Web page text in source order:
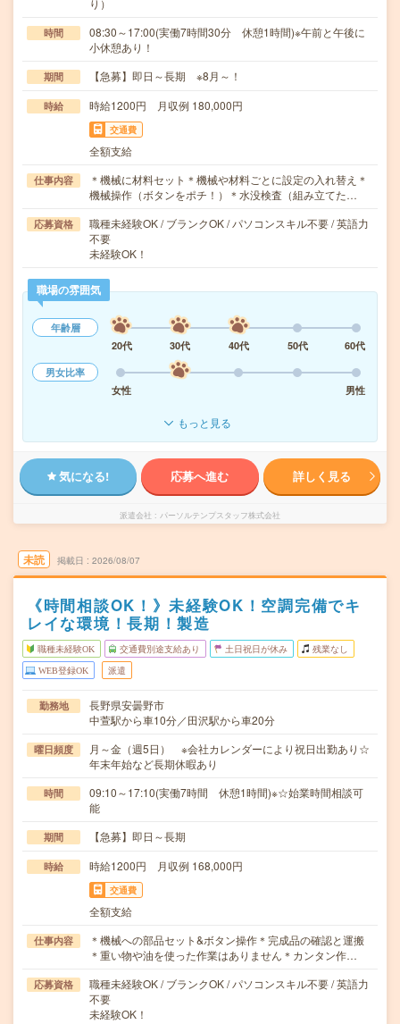
り）
時間
08:30～17:00(実働7時間30分 休憩1時間)※午前と午後に
小休憩あり！
期間 【急募】即日～長期 ※8月～！
時給 時給1200円 月収例 180,000円
交通費
全額支給
仕事内容
＊機械に材料セット＊機械や材料ごとに設定の入れ替え＊
機械操作（ボタンをポチ！）＊水没検査（組み立てた…
応募資格
職種未経験OK / ブランクOK / パソコンスキル不要 / 英語力
不要
未経験OK！
職場の雰囲気
年齢層
20代
30代 40代 50代
60代
男女比率
女性
男性
もっと見る
気になる! 応募へ進む 詳しく見る
派遣会社 パーソルテンプスタッフ株式会社
未読 掲載日 2026/08/07
《時間相談OK！》未経験OK！空調完備でキ
レイな環境！長期！製造
職種未経験OK 交通費別途支給あり 土日祝日が休み 残業なし
WEB登録OK 派遣
勤務地
長野県安曇野市
中萱駅から車10分／田沢駅から車20分
曜日頻度
月～金（週5日） ※会社カレンダーにより祝日出勤あり☆
年末年始など長期休暇あり
時間
09:10～17:10(実働7時間 休憩1時間)※☆始業時間相談可
能
期間 【急募】即日～長期
時給 時給1200円 月収例 168,000円
交通費
全額支給
仕事内容
＊機械への部品セット&ボタン操作＊完成品の確認と運搬
＊重い物や油を使った作業はありません＊カンタン作…
応募資格
職種未経験OK / ブランクOK / パソコンスキル不要 / 英語力
不要
未経験OK！